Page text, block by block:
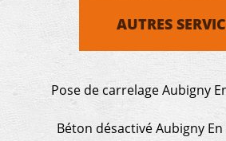
AUTRES
Pose de carrelage Aubigny
Béton désactivé Aubigny